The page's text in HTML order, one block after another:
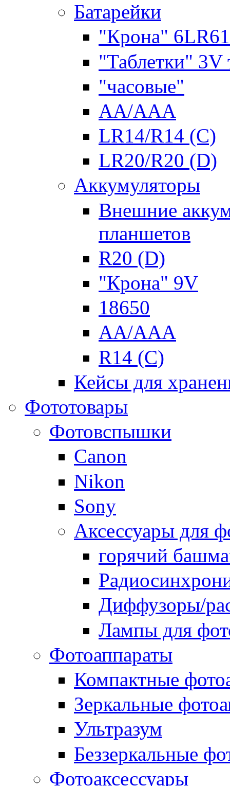
Батарейки
"Крона"
"Таблетки" 3V
"часовые"
AA/AAA
LR14/R14 (C)
LR20/R20 (D)
Аккумуляторы
Внешние
планшетов
R20 (D)
"Крона" 9V
18650
AA/AAA
R14 (C)
Кейсы для
Фототовары
Фотовспышки
Canon
Nikon
Sony
Аксессуары для
горячий
Диффузоры/
Лампы для
Фотоаппараты
Компактные
Зеркальные
Ультразум
Беззеркальные
Фотоаксессуары